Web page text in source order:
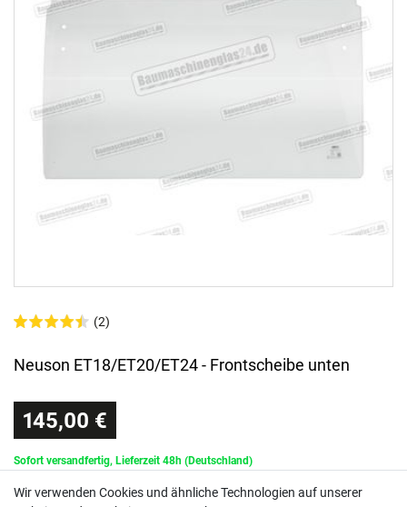
(2)
Neuson ET18/ET20/ET24 - Frontscheibe unten
145,00 €
Sofort versandfertig, Lieferzeit 48h (Deutschland)
Wir verwenden Cookies und ähnliche Technologien auf unserer